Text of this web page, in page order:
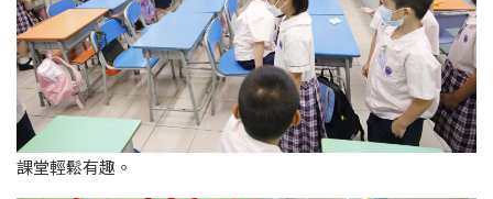
課堂輕鬆有趣。